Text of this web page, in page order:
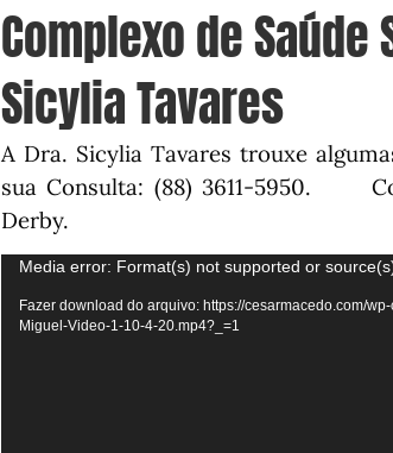
Complexo de
Sicylia Tavares
A Dra. Sicylia Tavares trouxe
sua Consulta: (88) 3611-5950.⠀⠀⠀
Derby.
Tocador
de
vídeo
Media error: Format(s) not supported or
Fazer download do arquivo: https://cesarmacedo.com/
Miguel-Video-1-10-4-20.mp4?_=1